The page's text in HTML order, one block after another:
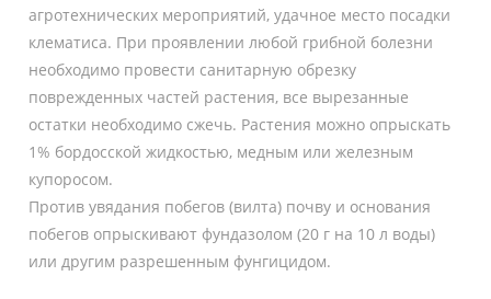
агротехнических мероприятий, удачное место посадки
клематиса. При проявлении любой грибной болезни
необходимо провести санитарную обрезку
поврежденных частей растения, все вырезанные
остатки необходимо сжечь. Растения можно опрыскать
1% бордосской жидкостью, медным или железным
купоросом.
Против увядания побегов (вилта) почву и основания
побегов опрыскивают фундазолом (20 г на 10 л воды)
или другим разрешенным фунгицидом.